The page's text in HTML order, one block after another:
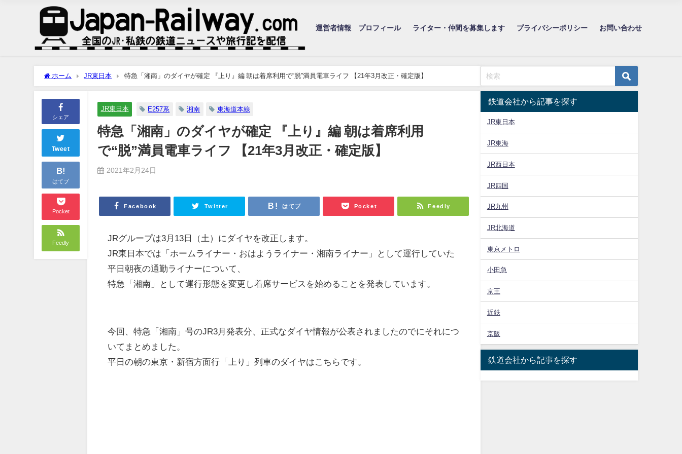
運営者情報 プロフィール ライター・仲間を募集します プライバシーポリシー お問い合わせ
ホーム JR東日本 特急「湘南」のダイヤが確定 『上り』編 朝は着席利用で“脱”満員電車ライフ 【21年3月改正・確定版】
シェア
Tweet
B!
はてブ
Pocket
Feedly
JR東日本 E257系 湘南 東海道本線
特急「湘南」のダイヤが確定 『上り』編 朝は着席利用
で“脱”満員電車ライフ 【21年3月改正・確定版】
2021年2月24日
Facebook Twitter はてブ Pocket Feedly
JRグループは3月13日（土）にダイヤを改正します。
JR東日本では「ホームライナー・おはようライナー・湘南ライナー」として運行していた
平日朝夜の通勤ライナーについて、
特急「湘南」として運行形態を変更し着席サービスを始めることを発表しています。
今回、特急「湘南」号のJR3月発表分、正式なダイヤ情報が公表されましたのでにそれにつ
いてまとめました。
平日の朝の東京・新宿方面行「上り」列車のダイヤはこちらです。
鉄道会社から記事を探す
JR東日本
JR東海
JR西日本
JR四国
JR九州
JR北海道
東京メトロ
小田急
京王
近鉄
京阪
鉄道会社から記事を探す